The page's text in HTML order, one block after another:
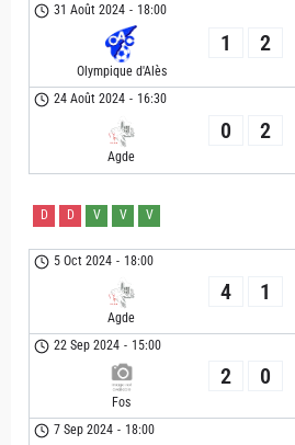
31 Août 2024 - 18:00
Olympique d'Alès
1 2
24 Août 2024 - 16:30
Agde
0 2
D D V V V
5 Oct 2024 - 18:00
Agde
4 1
22 Sep 2024 - 15:00
Fos
2 0
7 Sep 2024 - 18:00